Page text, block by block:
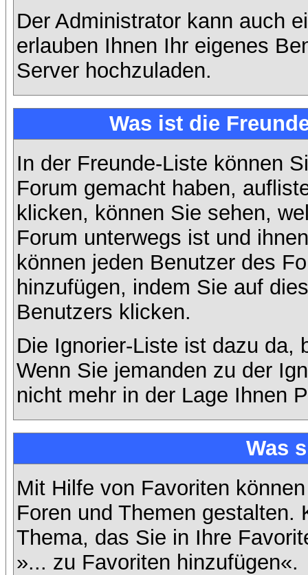
Der Administrator kann auch
erlauben Ihnen Ihr eigenes
Server hochzuladen.
Was ist die
In der Freunde-Liste können
Forum gemacht haben,
klicken, können Sie sehen,
Forum unterwegs ist und
können jeden Benutzer des
hinzufügen, indem Sie auf
Benutzers klicken.
Die Ignorier-Liste ist dazu da,
Wenn Sie jemanden zu der
nicht mehr in der Lage Ihnen
Was
Mit Hilfe von Favoriten
Foren und Themen gestalten.
Thema, das Sie in Ihre
»... zu Favoriten hinzufügen«.